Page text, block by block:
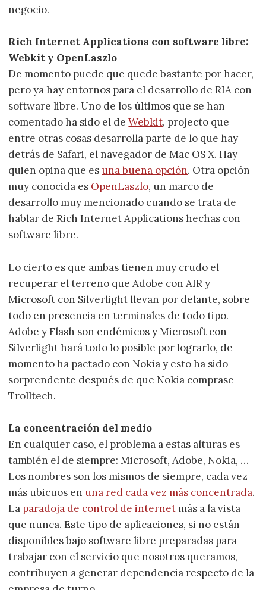
negocio.
Rich Internet Applications con software libre:
Webkit y OpenLaszlo
De momento puede que quede bastante por hacer,
pero ya hay entornos para el desarrollo de RIA con
software libre. Uno de los últimos que se han
comentado ha sido el deWebkit, projecto que
entre otras cosas desarrolla parte de lo que hay
detrás de Safari, el navegador de Mac OS X. Hay
quien opina que es una buena opción. Otra opción
muy conocida es OpenLaszlo, un marco de
desarrollo muy mencionado cuando se trata de
hablar de Rich Internet Applications hechas con
software libre.
Lo cierto es que ambas tienen muy crudo el
recuperar el terreno que Adobe con AIR y
Microsoft con Silverlight llevan por delante, sobre
todo en presencia en terminales de todo tipo.
Adobe y Flash son endémicos y Microsoft con
Silverlight hará todo lo posible por lograrlo, de
momento ha pactado con Nokia y esto ha sido
sorprendente después de que Nokia comprase
Trolltech.
La concentración del medio
En cualquier caso, el problema a estas alturas es
también el de siempre: Microsoft, Adobe, Nokia, …
Los nombres son los mismos de siempre, cada vez
más ubicuos en una red cada vez más concentrada.
La paradoja de control de internet más a la vista
que nunca. Este tipo de aplicaciones, si no están
disponibles bajo software libre preparadas para
trabajar con el servicio que nosotros queramos,
contribuyen a generar dependencia respecto de la